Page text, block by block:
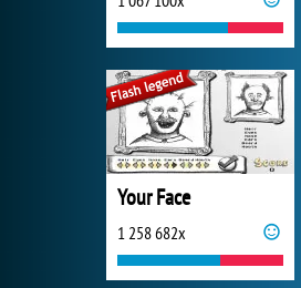
Your Face
1 258 682x